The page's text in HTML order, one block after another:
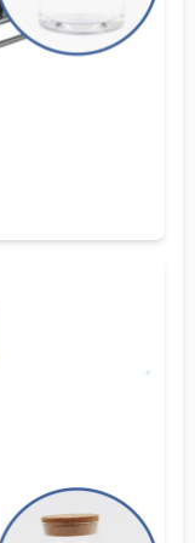
смотреть
не только
—
Если
указана
и
знак, но в
именно
для литий-